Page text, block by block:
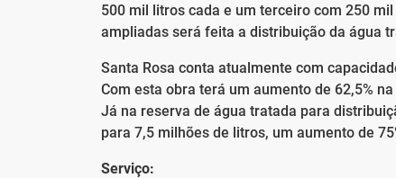
500 mil litros cada e um terceiro com 250
ampliadas será feita a distribuição da água
Santa Rosa conta atualmente com
Com esta obra terá um aumento de 62,5%
Já na reserva de água tratada para
para 7,5 milhões de litros, um aumento de
Serviço: